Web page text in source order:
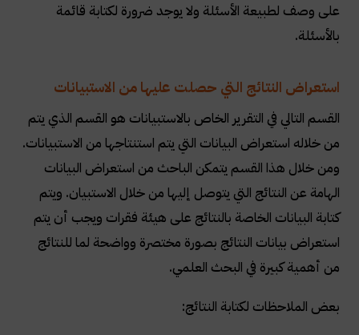
على وصف لطبيعة الأسئلة ولا يوجد ضرورة لكتابة قائمة
بالأسئلة.
استعراض النتائج التي حصلت عليها من الاستبيانات
القسم التالي في التقرير الخاص بالاستبيانات هو القسم الذي يتم
من خلاله استعراض البيانات التي يتم استنتاجها من الاستبيانات.
ومن خلال هذا القسم يتمكن الباحث من استعراض البيانات
الهامة عن النتائج التي يتوصل إليها من خلال الاستبيان. ويتم
كتابة البيانات الخاصة بالنتائج على هيئة فقرات ويجب أن يتم
استعراض بيانات النتائج بصورة مختصرة وواضحة لما للنتائج
من أهمية كبيرة في البحث العلمي.
بعض الملاحظات لكتابة النتائج: